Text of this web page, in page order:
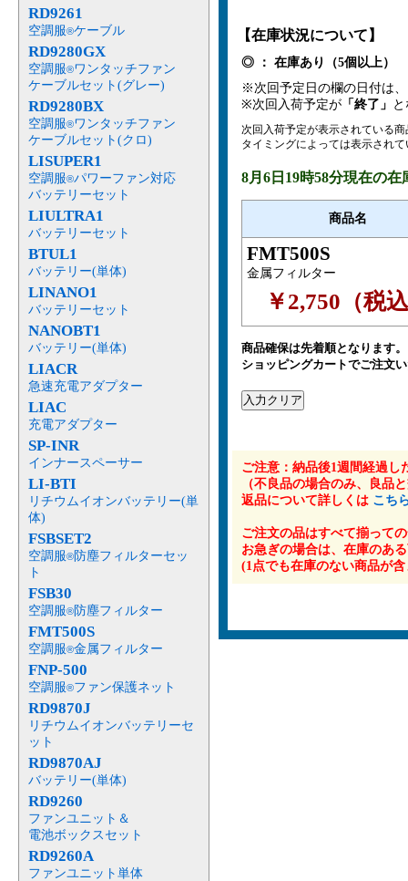
【在庫状況について】
◎ ： 在庫あり（5個以上）
※次回予定日の欄の日付は
※次回入荷予定が 「終了」
次回入荷予定が表示されている
タイミングによっては表示され
8月6日19時58分現在の在
商品名
FMT500S
金属フィルター
￥2,750（税
商品確保は先着順となります。
ショッピングカートでご注文
ご注意：納品後1週間経過し
（不良品の場合のみ、良品
返品について詳しくは こち
ご注文の品はすべて揃って
お急ぎの場合は、在庫のあ
(1点でも在庫のない商品が
RD9261
空調服®ケーブル
RD9280GX
空調服®ワンタッチファン
ケーブルセット(グレー)
RD9280BX
空調服®ワンタッチファン
ケーブルセット(クロ)
LISUPER1
空調服®パワーファン対応
バッテリーセット
LIULTRA1
バッテリーセット
BTUL1
バッテリー(単体)
LINANO1
バッテリーセット
NANOBT1
バッテリー(単体)
LIACR
急速充電アダプター
LIAC
充電アダプター
SP-INR
インナースペーサー
LI-BTI
リチウムイオンバッテリー(単
体)
FSBSET2
空調服®防塵フィルターセッ
ト
FSB30
空調服®防塵フィルター
FMT500S
空調服®金属フィルター
FNP-500
空調服®ファン保護ネット
RD9870J
リチウムイオンバッテリーセ
ット
RD9870AJ
バッテリー(単体)
RD9260
ファンユニット＆
電池ボックスセット
RD9260A
ファンユニット単体